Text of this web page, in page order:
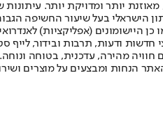
יותר ומדויקת יותר.
פורסמה ב-30 ביולי 2007, וב-2010 הפך "ישראל היום"
ודעות, תרבות ובידור, לייף
חוויה מהירה, עדכנית, בטוחה
הנחות ומבצעים על מוצרים